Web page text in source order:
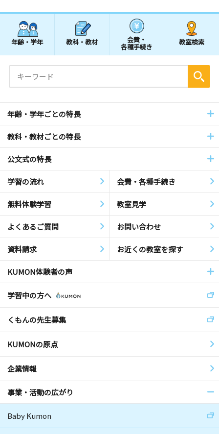
年齢・学年 教科・教材 会費・
各種手続き
教室検索
年齢・学年ごとの特長
教科・教材ごとの特長
公文式の特長
学習の流れ 会費・各種手続き
無料体験学習 教室見学
よくあるご質問 お問い合わせ
資料請求 お近くの教室を探す
KUMON体験者の声
学習中の方へ
くもんの先生募集
KUMONの原点
企業情報
事業・活動の広がり
Baby Kumon